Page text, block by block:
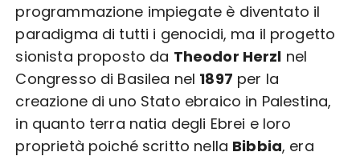
programmazione impiegate è diventato il
paradigma di tutti i genocidi, ma il progetto
sionista proposto da Theodor Herzl nel
Congresso di Basilea nel 1897 per la
creazione di uno Stato ebraico in Palestina,
in quanto terra natia degli Ebrei e loro
proprietà poiché scritto nella Bibbia, era